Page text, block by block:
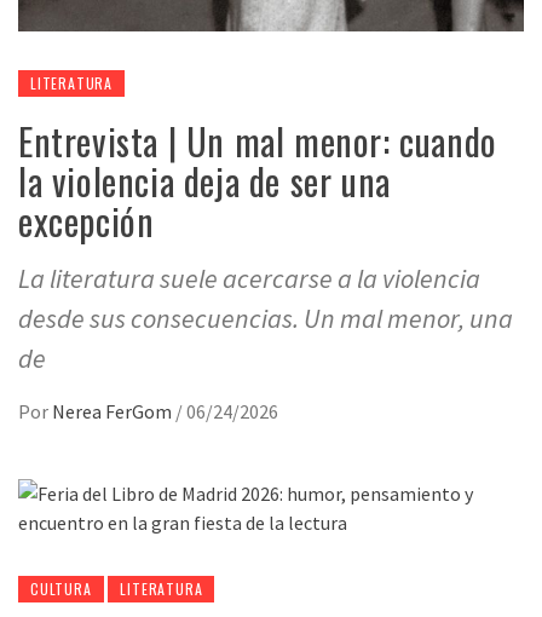
LITERATURA
Entrevista | Un mal menor: cuando
la violencia deja de ser una
excepción
La literatura suele acercarse a la violencia
desde sus consecuencias. Un mal menor, una
de
Por Nerea FerGom /06/24/2026
CULTURA LITERATURA